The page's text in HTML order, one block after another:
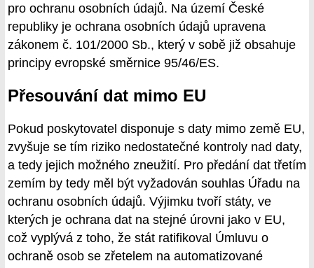
pro ochranu osobních údajů. Na území České
republiky je ochrana osobních údajů upravena
zákonem č. 101/2000 Sb., který v sobě již obsahuje
principy evropské směrnice 95/46/ES.
Přesouvání dat mimo EU
Pokud poskytovatel disponuje s daty mimo země EU,
zvyšuje se tím riziko nedostatečné kontroly nad daty,
a tedy jejich možného zneužití. Pro předání dat třetím
zemím by tedy měl být vyžadován souhlas Úřadu na
ochranu osobních údajů. Výjimku tvoří státy, ve
kterých je ochrana dat na stejné úrovni jako v EU,
což vyplývá z toho, že stát ratifikoval Úmluvu o
ochraně osob se zřetelem na automatizované